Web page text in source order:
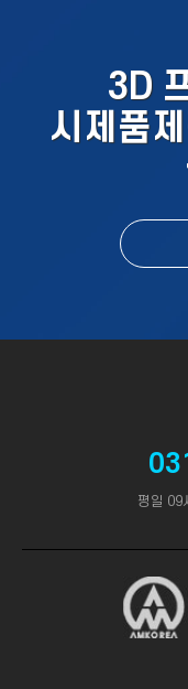
3D
시제품
평일 09